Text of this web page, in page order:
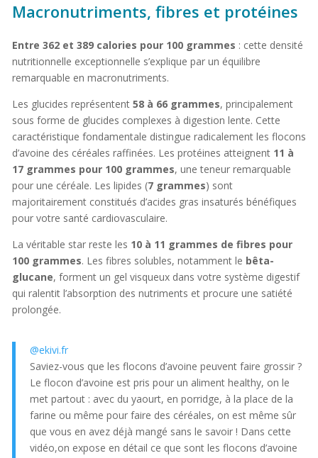
Macronutriments, fibres et protéines
Entre 362 et 389 calories pour 100 grammes : cette densité
nutritionnelle exceptionnelle s’explique par un équilibre
remarquable en macronutriments.
Les glucides représentent 58 à 66 grammes, principalement
sous forme de glucides complexes à digestion lente. Cette
caractéristique fondamentale distingue radicalement les flocons
d’avoine des céréales raffinées. Les protéines atteignent 11 à
17 grammes pour 100 grammes, une teneur remarquable
pour une céréale. Les lipides (7 grammes) sont
majoritairement constitués d’acides gras insaturés bénéfiques
pour votre santé cardiovasculaire.
La véritable star reste les 10 à 11 grammes de fibres pour
100 grammes. Les fibres solubles, notamment le bêta-
glucane, forment un gel visqueux dans votre système digestif
qui ralentit l’absorption des nutriments et procure une satiété
prolongée.
@ekivi.fr
Saviez-vous que les flocons d’avoine peuvent faire grossir ?
Le flocon d’avoine est pris pour un aliment healthy, on le
met partout : avec du yaourt, en porridge, à la place de la
farine ou même pour faire des céréales, on est même sûr
que vous en avez déjà mangé sans le savoir ! Dans cette
vidéo,on expose en détail ce que sont les flocons d’avoine